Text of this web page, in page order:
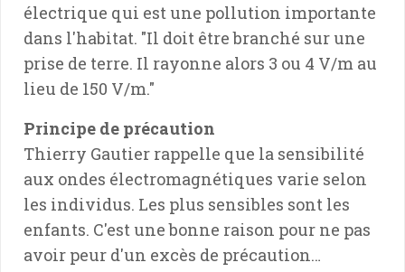
électrique qui est une pollution importante
dans l'habitat. "Il doit être branché sur une
prise de terre. Il rayonne alors 3 ou 4 V/m au
lieu de 150 V/m."
Principe de précaution
Thierry Gautier rappelle que la sensibilité
aux ondes électromagnétiques varie selon
les individus. Les plus sensibles sont les
enfants. C'est une bonne raison pour ne pas
avoir peur d'un excès de précaution…